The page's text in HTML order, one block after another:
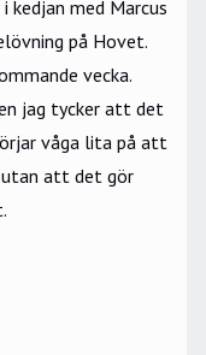
kedjan med Marcus
på Hovet.
vecka.
jag tycker att det
våga lita på att
utan att det gör